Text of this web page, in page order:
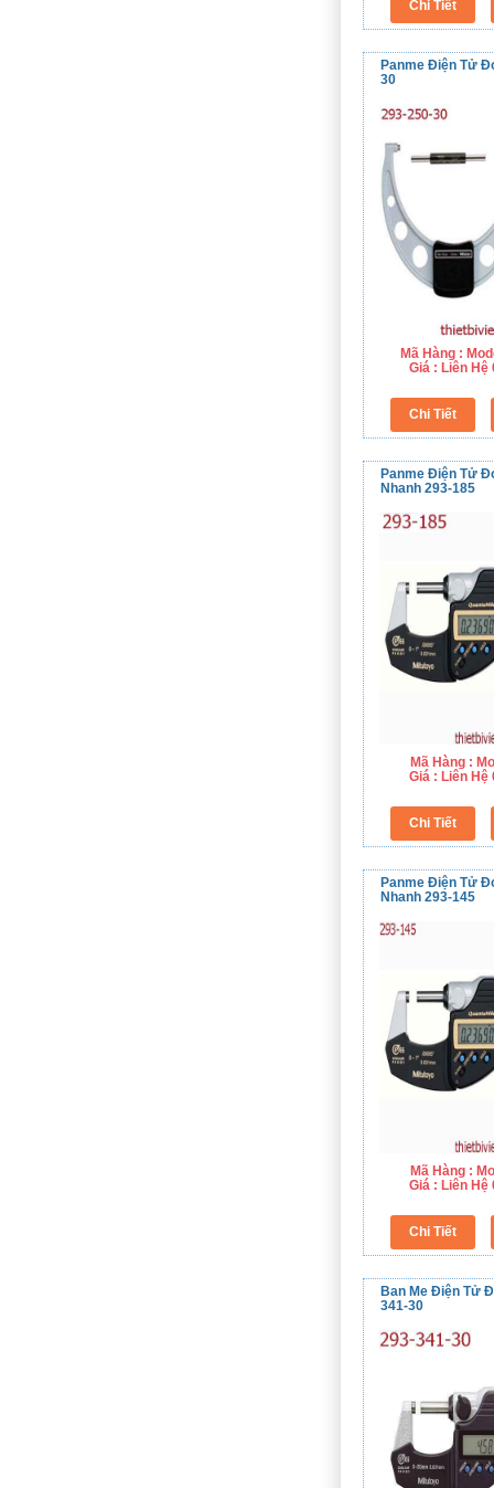
Panme Điện Tử
30
Mã Hàng :
Giá : Liên Hệ
Panme Điện Tử
Nhanh 293-185
Mã Hàng :
Giá : Liên Hệ
Panme Điện Tử
Nhanh 293-145
Mã Hàng :
Giá : Liên Hệ
Ban Me Điện Tử
341-30